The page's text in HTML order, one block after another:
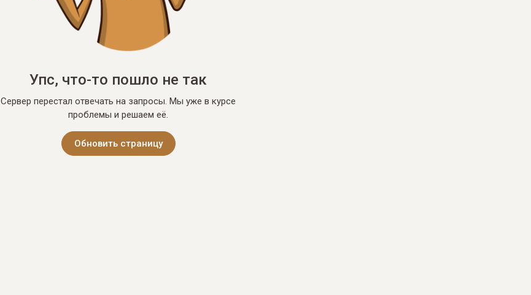
Упс, что-то пошло не так
Сервер перестал отвечать на запросы. Мы уже в курсе
проблемы и решаем её.
Обновить страницу